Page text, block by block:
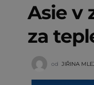
Asie v
za
od JIŘINA